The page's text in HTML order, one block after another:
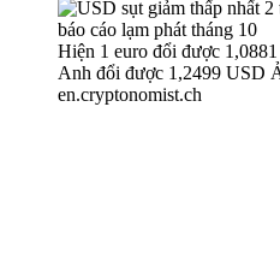
Hiện 1 euro đổi được
Anh đổi được 1,2499 USD
en.cryptonomist.ch